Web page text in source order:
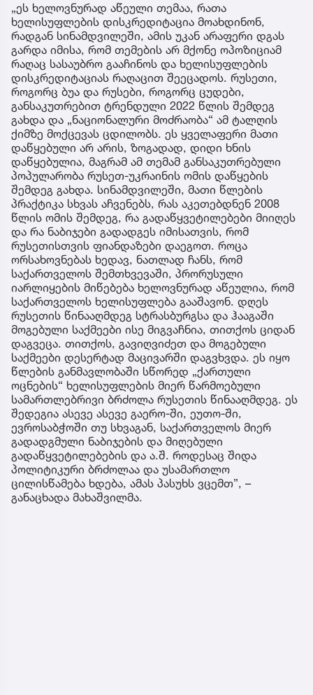
„ეს ხელოვნურად აწეული თემაა, რათა
ხელისუფლების დისკრედიტაცია მოახდინონ,
რადგან სინამდვილეში, ამის უკან არაფერი დგას
გარდა იმისა, რომ თემების არ მქონე ოპოზიციამ
რაღაც სასაუბრო გააჩინოს და ხელისუფლების
დისკრედიტაციას რაღაცით შეეცადოს. რუსეთი,
როგორც ბუა და რუსები, როგორც ცუდები,
განსაკუთრებით ტრენდული 2022 წლის შემდეგ
გახდა და „ნაციონალური მოძრაობა“ ამ ტალღის
ქიმზე მოქცევას ცდილობს. ეს ყველაფერი მათი
დაწყებული არ არის, ზოგადად, დიდი ხნის
დაწყებულია, მაგრამ ამ თემამ განსაკუთრებული
პოპულარობა რუსეთ-უკრაინის ომის დაწყების
შემდეგ გახდა. სინამდვილეში, მათი წლების
პრაქტიკა სხვას აჩვენებს, რას აკეთებდნენ 2008
წლის ომის შემდეგ, რა გადაწყვეტილებები მიიღეს
და რა ნაბიჯები გადადგეს იმისათვის, რომ
რუსეთისთვის ფიანდაზები დაეგოთ. როცა
ორსახოვნებას ხედავ, ნათლად ჩანს, რომ
საქართველოს შემთხვევაში, პრორუსული
იარლიყების მიწებება ხელოვნურად აწეულია, რომ
საქართველოს ხელისუფლება გააშავონ. დღეს
რუსეთის წინააღმდეგ სტრასბურგსა და ჰააგაში
მოგებული საქმეები ისე მიგვაჩნია, თითქოს ციდან
დაგვეცა. თითქოს, გავიღვიძეთ და მოგებული
საქმეები დესერტად მაცივარში დაგვხვდა. ეს იყო
წლების განმავლობაში სწორედ „ქართული
ოცნების“ ხელისუფლების მიერ წარმოებული
სამართლებრივი ბრძოლა რუსეთის წინააღმდეგ. ეს
შედეგია ასევე ასევე გაერო-ში, ეუთო-ში,
ევროსაბჭოში თუ სხვაგან, საქართველოს მიერ
გადადგმული ნაბიჯების და მიღებული
გადაწყვეტილებების და ა.შ. როდესაც შიდა
პოლიტიკური ბრძოლაა და უსამართლო
ცილისწამება ხდება, ამას პასუხს ვცემთ”, –
განაცხადა მახაშვილმა.